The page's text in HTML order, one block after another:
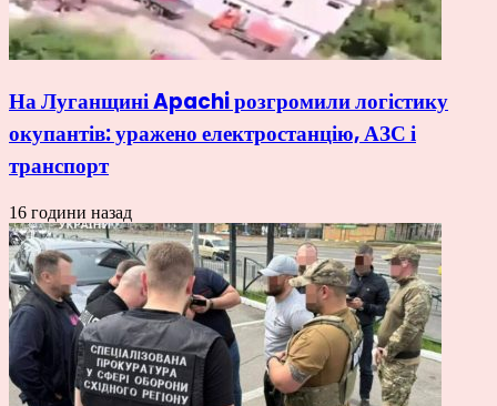
На Луганщині Apachi розгромили логістику
окупантів: уражено електростанцію, АЗС і
транспорт
16 години назад